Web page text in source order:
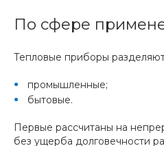
По сфере
Тепловые приборы
промышленные;
бытовые.
Первые рассчитаны на
без ущерба долговечности